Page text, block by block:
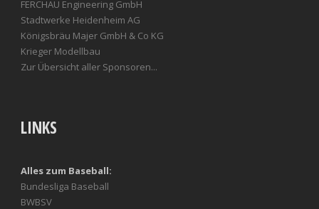
FERCHAU Engineering GmbH
Stadtwerke Heidenheim AG
Königsbräu Majer GmbH & Co KG
Krieger Modellbau
Zur Übersicht aller Sponsoren...
LINKS
Alles zum Baseball:
Bundesliga Baseball
BWBSV